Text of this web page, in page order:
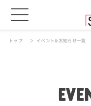
トップ イベント&お知らせ一覧